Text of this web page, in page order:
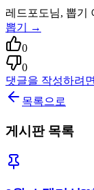
레드포도님, 뽑기
뽑기 →
0
0
댓글을 작성하려
목록으로
게시판 목록